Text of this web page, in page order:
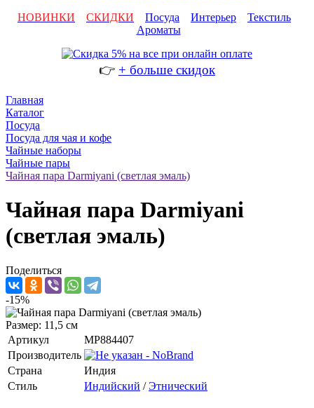
НОВИНКИ
СКИДКИ Посуда Интерьер
Текстиль
Ароматы
👉 + больше скидок
Главная
Каталог
Посуда
Посуда для чая и кофе
Чайные наборы
Чайные пары
Чайная пара Darmiyani (светлая эмаль)
Чайная пара Darmiyani
(светлая эмаль)
Поделиться
-15%
Размер: 11,5 см
Артикул
MP884407
Производитель
Страна
Индия
Стиль
Индийский /Этнический